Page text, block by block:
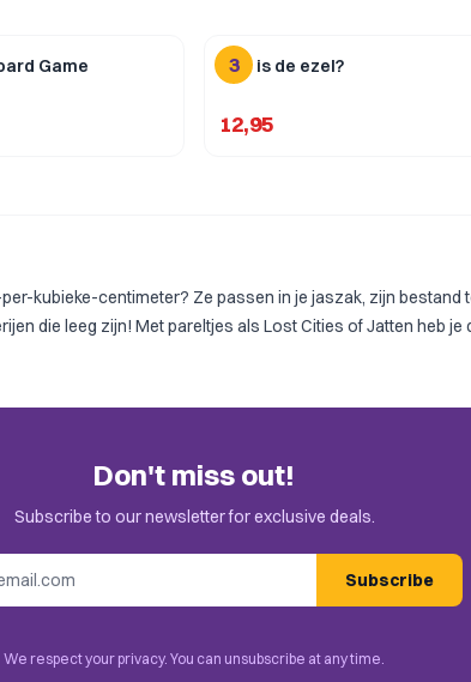
Game 3
Wie is de ezel?
12,95
kubieke-centimeter? Ze passen in je jaszak, zijn
die leeg zijn! Met pareltjes als Lost Cities ofJatten heb je
Don't miss out!
Subscribe to our newsletter for exclusive deals.
Subscribe
We respect your privacy. You can unsubscribe at any time.